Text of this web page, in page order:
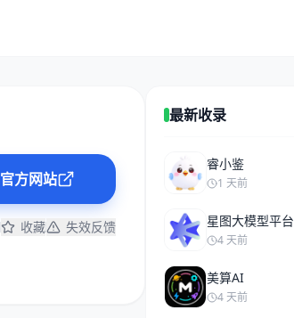
方网站
收藏 失效反馈
最新收录
睿小鉴
1 天前
星图大模型平台
4 天前
美算AI
4 天前